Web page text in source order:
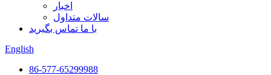
اخبار
سالات متداول
با ما تماس بگیرید
English
86-577-65299988